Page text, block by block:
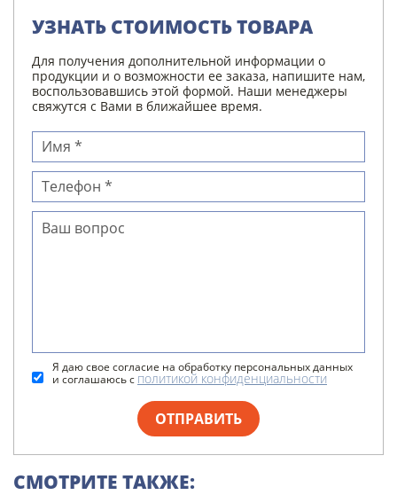
УЗНАТЬ СТОИМОСТЬ ТОВАРА
Для получения дополнительной информации о
продукции и о возможности ее заказа, напишите нам,
воспользовавшись этой формой. Наши менеджеры
свяжутся с Вами в ближайшее время.
Я даю свое согласие на обработку персональных данных
и соглашаюсь с политикой конфиденциальности
ОТПРАВИТЬ
СМОТРИТЕ ТАКЖЕ: